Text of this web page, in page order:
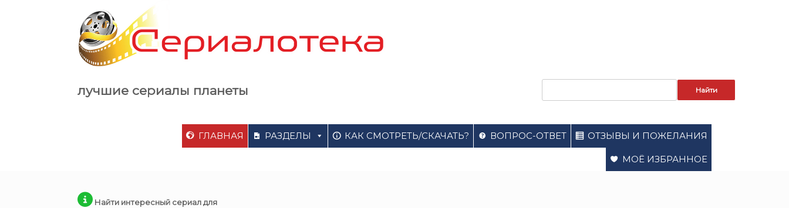
лучшие сериалы планеты
ГЛАВНАЯ РАЗДЕЛЫ КАК СМОТРЕТЬ/СКАЧАТЬ? ВОПРОС-ОТВЕТ ОТЗЫВЫ И ПОЖЕЛАНИЯ
МОЁ ИЗБРАННОЕ
Найти интересный сериал для